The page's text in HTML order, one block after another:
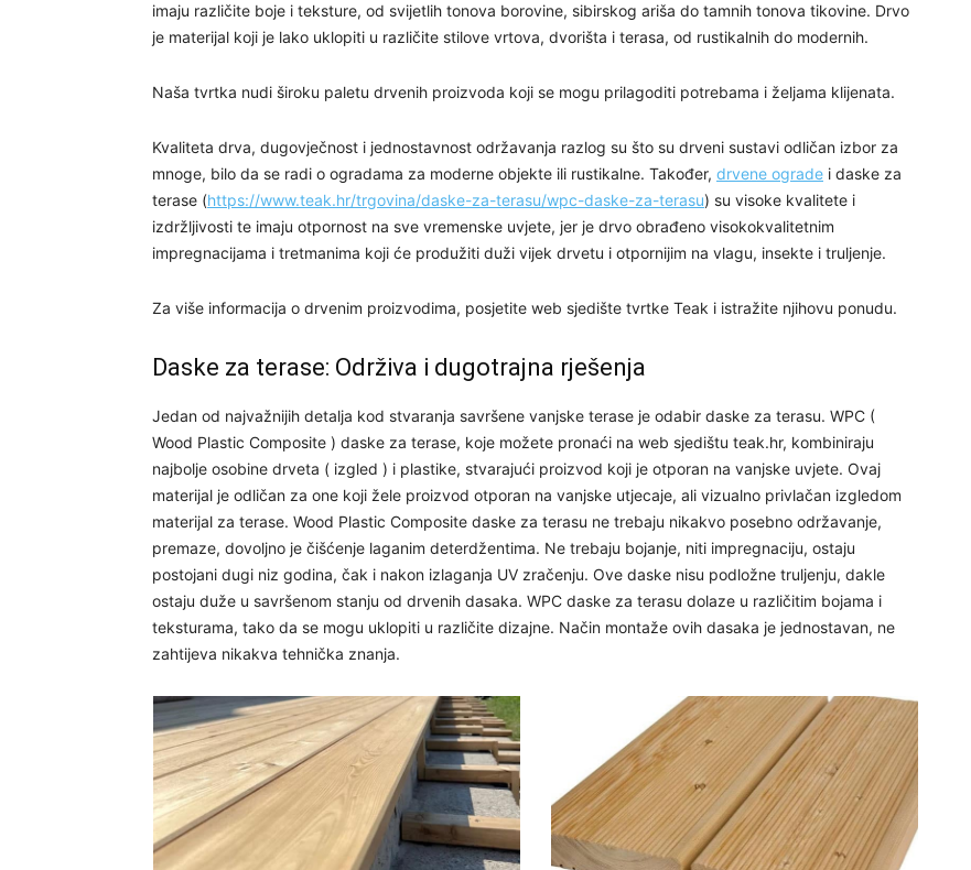
imaju različite boje i teksture, od svijetlih tonova borovine, sibirskog ariša do tamnih tonova tikovine. Drvo
je materijal koji je lako uklopiti u različite stilove vrtova, dvorišta i terasa, od rustikalnih do modernih.
Naša tvrtka nudi široku paletu drvenih proizvoda koji se mogu prilagoditi potrebama i željama klijenata.
Kvaliteta drva, dugovječnost i jednostavnost održavanja razlog su što su drveni sustavi odličan izbor za
mnoge, bilo da se radi o ogradama za moderne objekte ili rustikalne. Također, drvene ograde i daske za
terase (https://www.teak.hr/trgovina/daske-za-terasu/wpc-daske-za-terasu) su visoke kvalitete i
izdržljivosti te imaju otpornost na sve vremenske uvjete, jer je drvo obrađeno visokokvalitetnim
impregnacijama i tretmanima koji će produžiti duži vijek drvetu i otpornijim na vlagu, insekte i truljenje.
Za više informacija o drvenim proizvodima, posjetite web sjedište tvrtke Teak i istražite njihovu ponudu.
Daske za terase: Održiva i dugotrajna rješenja
Jedan od najvažnijih detalja kod stvaranja savršene vanjske terase je odabir daske za terasu. WPC (
Wood Plastic Composite ) daske za terase, koje možete pronaći na web sjedištu teak.hr, kombiniraju
najbolje osobine drveta ( izgled ) i plastike, stvarajući proizvod koji je otporan na vanjske uvjete. Ovaj
materijal je odličan za one koji žele proizvod otporan na vanjske utjecaje, ali vizualno privlačan izgledom
materijal za terase. Wood Plastic Composite daske za terasu ne trebaju nikakvo posebno održavanje,
premaze, dovoljno je čišćenje laganim deterdžentima. Ne trebaju bojanje, niti impregnaciju, ostaju
postojani dugi niz godina, čak i nakon izlaganja UV zračenju. Ove daske nisu podložne truljenju, dakle
ostaju duže u savršenom stanju od drvenih dasaka. WPC daske za terasu dolaze u različitim bojama i
teksturama, tako da se mogu uklopiti u različite dizajne. Način montaže ovih dasaka je jednostavan, ne
zahtijeva nikakva tehnička znanja.